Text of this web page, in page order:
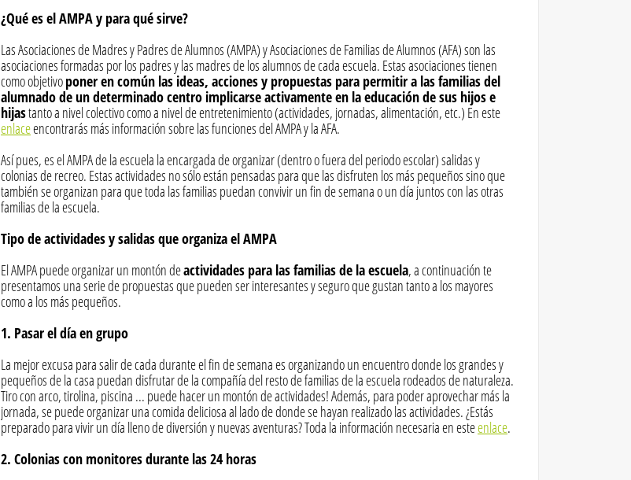
¿Qué es el AMPA y para qué sirve?
Las Asociaciones de Madres y Padres de Alumnos (AMPA) y Asociaciones de Familias de Alumnos (AFA) son las
asociaciones formadas por los padres y las madres de los alumnos de cada escuela. Estas asociaciones tienen
como objetivoponer en común las ideas, acciones y propuestas para permitir a las familias del
alumnado de un determinado centro implicarse activamente en la educación de sus hijos e
hijastanto a nivel colectivo como a nivel de entretenimiento (actividades, jornadas, alimentación, etc.) En este
enlaceencontrarás más información sobre las funciones del AMPA y la AFA.
Así pues, es el AMPA de la escuela la encargada de organizar (dentro o fuera del periodo escolar) salidas y
colonias de recreo. Estas actividades no sólo están pensadas para que las disfruten los más pequeños sino que
también se organizan para que toda las familias puedan convivir un fin de semana o un día juntos con las otras
familias de la escuela.
Tipo de actividades y salidas que organiza el AMPA
El AMPA puede organizar un montón deactividades para las familias de la escuela, a continuación te
presentamos una serie de propuestas que pueden ser interesantes y seguro que gustan tanto a los mayores
como a los más pequeños.
1. Pasar el día en grupo
La mejor excusa para salir de cada durante el fin de semana es organizando un encuentro donde los grandes y
pequeños de la casa puedan disfrutar de la compañía del resto de familias de la escuela rodeados de naturaleza.
Tiro con arco, tirolina, piscina ... puede hacer un montón de actividades! Además, para poder aprovechar más la
jornada, se puede organizar una comida deliciosa al lado de donde se hayan realizado las actividades. ¿Estás
preparado para vivir un día lleno de diversión y nuevas aventuras? Toda la información necesaria en esteenlace.
2. Colonias con monitores durante las 24 horas